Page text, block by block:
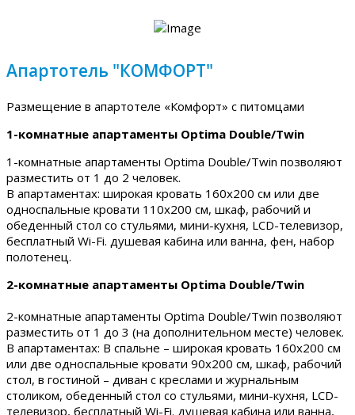
Апартотель "КОМФОРТ"
Размещение в апартотеле «Комфорт» с питомцами
1-комнатные апартаменты Optima Double/Twin
1-комнатные апартаменты Optima Double/Twin позволяют
разместить от 1 до 2 человек.
В апартаментах: широкая кровать 160х200 см или две
односпальные кровати 110х200 см, шкаф, рабочий и
обеденный стол со стульями, мини-кухня, LCD-телевизор,
бесплатный Wi-Fi. душевая кабина или ванна, фен, набор
полотенец.
2-комнатные апартаменты Optima Double/Twin
2-комнатные апартаменты Optima Double/Twin позволяют
разместить от 1 до 3 (на дополнительном месте) человек.
В апартаментах: В спальне – широкая кровать 160х200 см
или две односпальные кровати 90х200 см, шкаф, рабочий
стол, в гостиной – диван с креслами и журнальным
столиком, обеденный стол со стульями, мини-кухня, LCD-
телевизор, бесплатный Wi-Fi. душевая кабина или ванна,